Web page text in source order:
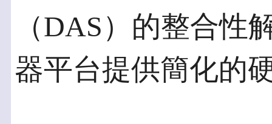
（DAS）的整合性
器平台提供簡化的